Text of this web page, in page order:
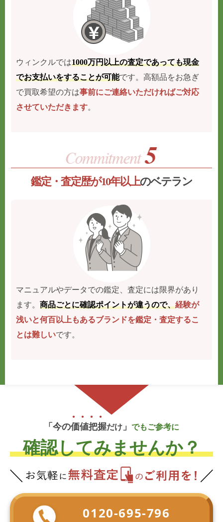
ウィンクルでは1000万円以上の査定であっても現金
でお支払いをすることが可能です。高額品をお急ぎ
で買取希望の方は事前にご連絡いただければご対応
させていただきます。
鑑定・査定歴が10年以上のベテラン
マニュアルやデータでの鑑定、査定には限界があり
ます。商品ごとに確認ポイントが違うので、経験が
浅いと何百以上もあるブランドを鑑定・査定するこ
とは難しいです。
「今の価値把握だけ 」 でもご参考に
確認してみませんか？
0120-695-796